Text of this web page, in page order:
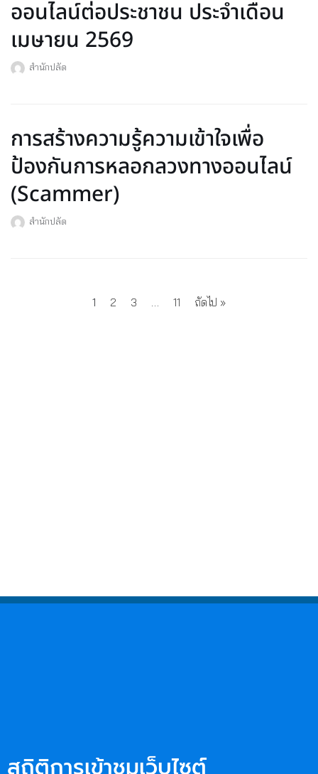
ออนไลน์ต่อประชาชน ประจำเดือน
เมษายน 2569
สำนักปลัด
การสร้างความรู้ความเข้าใจเพื่อ
ป้องกันการหลอกลวงทางออนไลน์
(Scammer)
สำนักปลัด
1 2 3 … 11 ถัดไป »